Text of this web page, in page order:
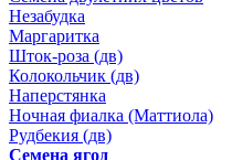
Незабудка
Маргаритка
Шток-роза (дв)
Колокольчик (дв)
Наперстянка
Ночная фиалка (Маттиола)
Рудбекия (дв)
Семена ягод